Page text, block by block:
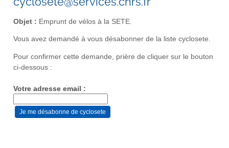
Objet : Emprunt de vélos à la SETE.
Vous avez demandé à vous désabonner de la liste cyclosete.
Pour confirmer cette demande, prière de cliquer sur le bouton
ci-dessous :
Votre adresse email :